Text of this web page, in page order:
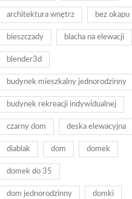
architektura wnętrz bez okapu
bieszczady blacha na elewacji
blender3d
budynek mieszkalny jednorodzinny
budynek rekreacji indywidualnej
czarny dom deska elewacyjna
diablak dom domek
domek do 35
dom jednorodzinny domki